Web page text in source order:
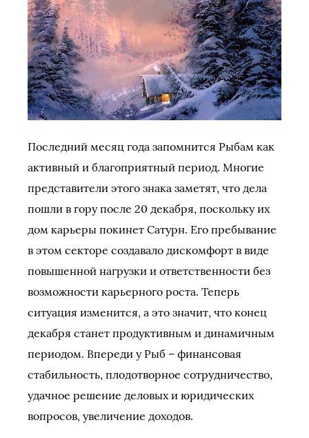
Последний месяц года запомнится Рыбам как
активный и благоприятный период. Многие
представители этого знака заметят, что дела
пошли в гору после 20 декабря, поскольку их
дом карьеры покинет Сатурн. Его пребывание
в этом секторе создавало дискомфорт в виде
повышенной нагрузки и ответственности без
возможности карьерного роста. Теперь
ситуация изменится, а это значит, что конец
декабря станет продуктивным и динамичным
периодом. Впереди у Рыб – финансовая
стабильность, плодотворное сотрудничество,
удачное решение деловых и юридических
вопросов, увеличение доходов.